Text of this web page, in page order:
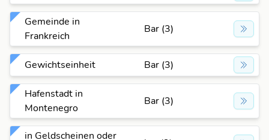
Gemeinde in
Frankreich
Bar (3)
Gewichtseinheit Bar (3)
Hafenstadt in
Montenegro
Bar (3)
in Geldscheinen oder